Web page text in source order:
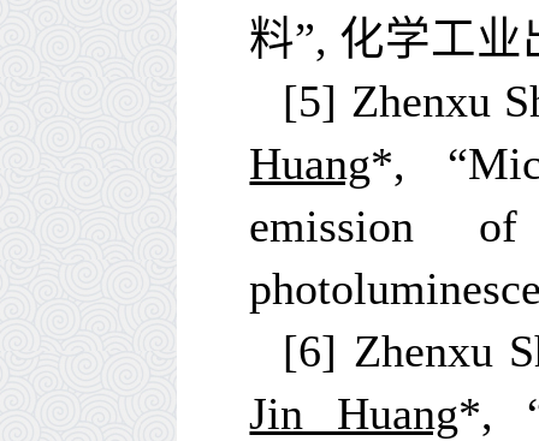
料”, 化学工业
[5] Zhenxu
Huang*,
emission
[6] Zhenxu
Jin Huang*,